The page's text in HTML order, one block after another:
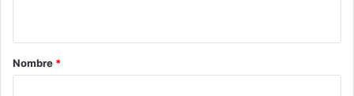
a
r
Nombre *